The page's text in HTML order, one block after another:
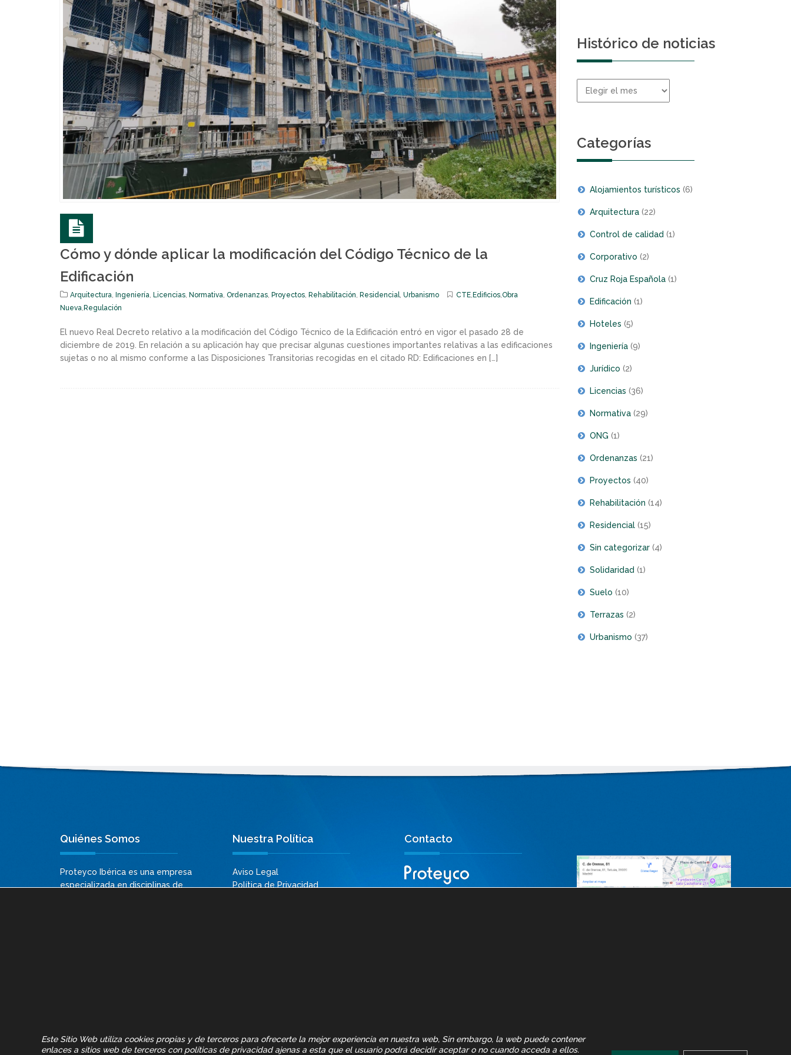
Cómo y dónde aplicar la modificación del Código Técnico de la
Edificación
Arquitectura, Ingeniería, Licencias, Normativa, Ordenanzas, Proyectos, Rehabilitación, Residencial, Urbanismo CTE, Edificios,Obra
Nueva, Regulación
El nuevo Real Decreto relativo a la modificación del Código Técnico de la Edificación entró en vigor el pasado 28 de
diciembre de 2019. En relación a su aplicación hay que precisar algunas cuestiones importantes relativas a las edificaciones
sujetas o no al mismo conforme a las Disposiciones Transitorias recogidas en el citado RD: Edificaciones en […]
Histórico de noticias
Categorías
Alojamientos turísticos (6)
Arquitectura(22)
Control de calidad (1)
Corporativo (2)
Cruz Roja Española(1)
Edificación (1)
Hoteles (5)
Ingeniería(9)
Jurídico (2)
Licencias (36)
Normativa(29)
ONG (1)
Ordenanzas (21)
Proyectos (40)
Rehabilitación (14)
Residencial(15)
Sin categorizar(4)
Solidaridad (1)
Suelo (10)
Terrazas (2)
Urbanismo (37)
Quiénes Somos
Proteyco Ibérica es una empresa
especializada en disciplinas de
Nuestra Política
Aviso Legal
Política de Privacidad
Contacto
Este Sitio Web utiliza cookies propias y de terceros para ofrecerte la mejor experiencia en nuestra web, Sin embargo, la web puede contener
enlaces a sitios web de terceros con políticas de privacidad ajenas a esta que el usuario podrá decidir aceptar o no cuando acceda a ellos.